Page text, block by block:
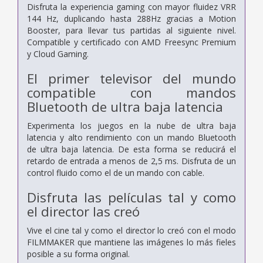
Disfruta la experiencia gaming con mayor fluidez VRR
144 Hz, duplicando hasta 288Hz gracias a Motion
Booster, para llevar tus partidas al siguiente nivel.
Compatible y certificado con AMD Freesync Premium
y Cloud Gaming.
El primer televisor del mundo
compatible con mandos
Bluetooth de ultra baja latencia
Experimenta los juegos en la nube de ultra baja
latencia y alto rendimiento con un mando Bluetooth
de ultra baja latencia. De esta forma se reducirá el
retardo de entrada a menos de 2,5 ms. Disfruta de un
control fluido como el de un mando con cable.
Disfruta las películas tal y como
el director las creó
Vive el cine tal y como el director lo creó con el modo
FILMMAKER que mantiene las imágenes lo más fieles
posible a su forma original.